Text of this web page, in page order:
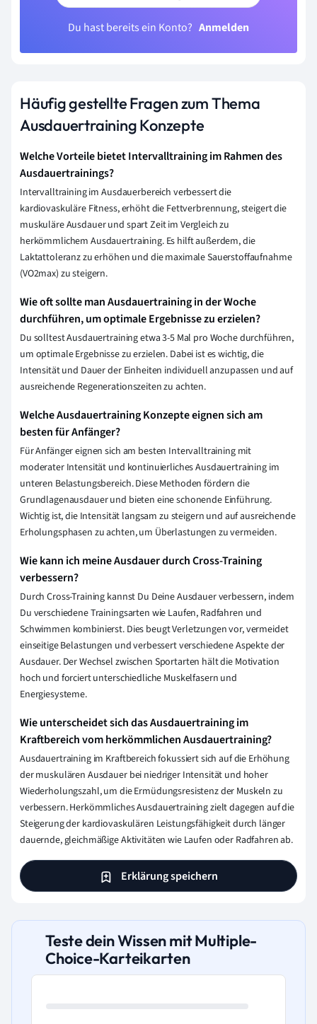
Du hast bereits ein Konto? Anmelden
Häufig gestellte Fragen zum Thema
Ausdauertraining Konzepte
Welche Vorteile bietet Intervalltraining im Rahmen des
Ausdauertrainings?
Intervalltraining im Ausdauerbereich verbessert die
kardiovaskuläre Fitness, erhöht die Fettverbrennung, steigert die
muskuläre Ausdauer und spart Zeit im Vergleich zu
herkömmlichem Ausdauertraining. Es hilft außerdem, die
Laktattoleranz zu erhöhen und die maximale Sauerstoffaufnahme
(VO2max) zu steigern.
Wie oft sollte man Ausdauertraining in der Woche
durchführen, um optimale Ergebnisse zu erzielen?
Du solltest Ausdauertraining etwa 3-5 Mal pro Woche durchführen,
um optimale Ergebnisse zu erzielen. Dabei ist es wichtig, die
Intensität und Dauer der Einheiten individuell anzupassen und auf
ausreichende Regenerationszeiten zu achten.
Welche Ausdauertraining Konzepte eignen sich am
besten für Anfänger?
Für Anfänger eignen sich am besten Intervalltraining mit
moderater Intensität und kontinuierliches Ausdauertraining im
unteren Belastungsbereich. Diese Methoden fördern die
Grundlagenausdauer und bieten eine schonende Einführung.
Wichtig ist, die Intensität langsam zu steigern und auf ausreichende
Erholungsphasen zu achten, um Überlastungen zu vermeiden.
Wie kann ich meine Ausdauer durch Cross-Training
verbessern?
Durch Cross-Training kannst Du Deine Ausdauer verbessern, indem
Du verschiedene Trainingsarten wie Laufen, Radfahren und
Schwimmen kombinierst. Dies beugt Verletzungen vor, vermeidet
einseitige Belastungen und verbessert verschiedene Aspekte der
Ausdauer. Der Wechsel zwischen Sportarten hält die Motivation
hoch und forciert unterschiedliche Muskelfasern und
Energiesysteme.
Wie unterscheidet sich das Ausdauertraining im
Kraftbereich vom herkömmlichen Ausdauertraining?
Ausdauertraining im Kraftbereich fokussiert sich auf die Erhöhung
der muskulären Ausdauer bei niedriger Intensität und hoher
Wiederholungszahl, um die Ermüdungsresistenz der Muskeln zu
verbessern. Herkömmliches Ausdauertraining zielt dagegen auf die
Steigerung der kardiovaskulären Leistungsfähigkeit durch länger
dauernde, gleichmäßige Aktivitäten wie Laufen oder Radfahren ab.
Erklärung speichern
Teste dein Wissen mit Multiple-
Choice-Karteikarten